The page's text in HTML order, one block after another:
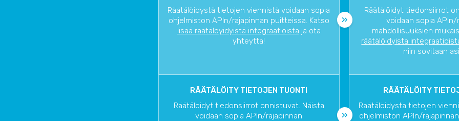
Räätälöidystä tietojen viennistä voidaan sopia
ohjelmiston APIn/rajapinnan puitteissa. Katso
lisää räätälöyidyistä integraatioista ja ota
yhteyttä!
Räätälöidyt tiedonsiirrot
voidaan sopia APIn/
mahdollisuuksien
räätälöidyistä
niin sovitaan
RÄÄTÄLÖITY TIETOJEN TUONTI
Räätälöidyt tiedonsiirrot onnistuvat. Näistä
voidaan sopia APIn/rajapinnan
RÄÄTÄLÖITY
Räätälöidystä tietojen
ohjelmiston APIn/